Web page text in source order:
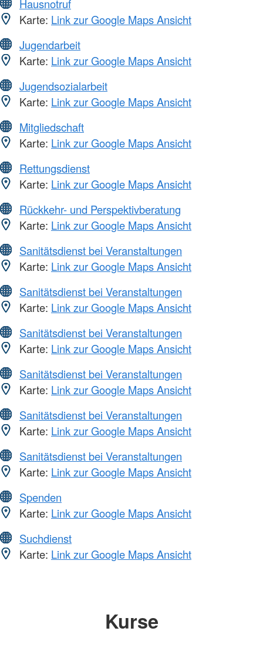
Hausnotruf
Karte: Link zur Google Maps Ansicht
Jugendarbeit
Karte: Link zur Google Maps Ansicht
Jugendsozialarbeit
Karte: Link zur Google Maps Ansicht
Mitgliedschaft
Karte: Link zur Google Maps Ansicht
Rettungsdienst
Karte: Link zur Google Maps Ansicht
Rückkehr- und Perspektivberatung
Karte: Link zur Google Maps Ansicht
Sanitätsdienst bei Veranstaltungen
Karte: Link zur Google Maps Ansicht
Sanitätsdienst bei Veranstaltungen
Karte: Link zur Google Maps Ansicht
Sanitätsdienst bei Veranstaltungen
Karte: Link zur Google Maps Ansicht
Sanitätsdienst bei Veranstaltungen
Karte: Link zur Google Maps Ansicht
Sanitätsdienst bei Veranstaltungen
Karte: Link zur Google Maps Ansicht
Sanitätsdienst bei Veranstaltungen
Karte: Link zur Google Maps Ansicht
Spenden
Karte: Link zur Google Maps Ansicht
Suchdienst
Karte: Link zur Google Maps Ansicht
Kurse